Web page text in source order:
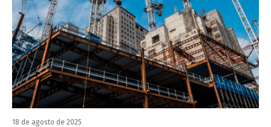
18 de agosto de 2025